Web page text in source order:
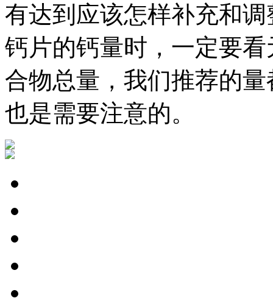
有达到应该怎样补充和
钙片的钙量时，一定要
合物总量，我们推荐的
也是需要注意的。